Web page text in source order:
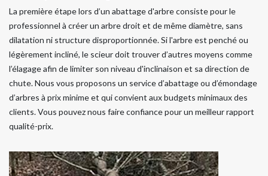
La première étape lors d’un abattage d'arbre consiste pour le
professionnel à créer un arbre droit et de même diamètre, sans
dilatation ni structure disproportionnée. Si l'arbre est penché ou
légèrement incliné, le scieur doit trouver d’autres moyens comme
l’élagage afin de limiter son niveau d'inclinaison et sa direction de
chute. Nous vous proposons un service d’abattage ou d’émondage
d’arbres à prix minime et qui convient aux budgets minimaux des
clients. Vous pouvez nous faire confiance pour un meilleur rapport
qualité-prix.